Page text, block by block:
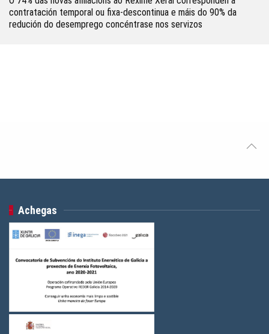
contratación temporal ou fixa-descontinua e máis do 90% da
redución do desemprego concéntrase nos servizos
Achegas